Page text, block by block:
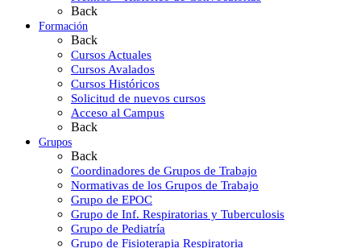
Back
Formación
Back
Cursos Actuales
Cursos Avalados
Cursos Históricos
Solicitud de nuevos cursos
Acceso al Campus
Back
Grupos
Back
Coordinadores de Grupos de Trabajo
Normativas de los Grupos de Trabajo
Grupo de EPOC
Grupo de Inf. Respiratorias y Tuberculosis
Grupo de Pediatría
Grupo de Fisioterapia Respiratoria